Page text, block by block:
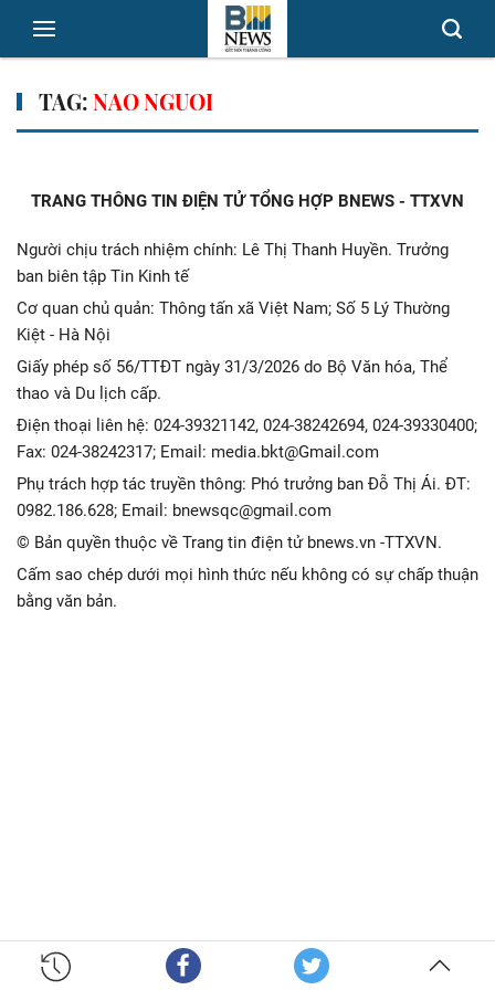
TAG:NAO NGUOI
TRANG THÔNG TIN ĐIỆN TỬ TỔNG HỢP BNEWS - TTXVN
Người chịu trách nhiệm chính: Lê Thị Thanh Huyền. Trưởng
ban biên tập Tin Kinh tế
Cơ quan chủ quản: Thông tấn xã Việt Nam; Số 5 Lý Thường
Kiệt - Hà Nội
Giấy phép số 56/TTĐT ngày 31/3/2026 do Bộ Văn hóa, Thể
thao và Du lịch cấp.
Điện thoại liên hệ: 024-39321142, 024-38242694, 024-39330400;
Fax: 024-38242317; Email: media.bkt@Gmail.com
Phụ trách hợp tác truyền thông: Phó trưởng ban Đỗ Thị Ái. ĐT:
0982.186.628; Email: bnewsqc@gmail.com
© Bản quyền thuộc về Trang tin điện tử bnews.vn -TTXVN.
Cấm sao chép dưới mọi hình thức nếu không có sự chấp thuận
bằng văn bản.